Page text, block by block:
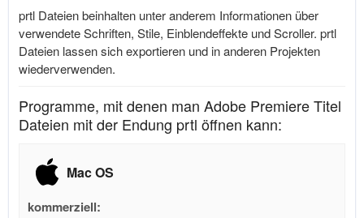
prtl Dateien beinhalten unter anderem Informationen über
verwendete Schriften, Stile, Einblendeffekte und Scroller. prtl
Dateien lassen sich exportieren und in anderen Projekten
wiederverwenden.
Programme, mit denen man Adobe Premiere Titel
Dateien mit der Endung prtl öffnen kann:
Mac OS
kommerziell: